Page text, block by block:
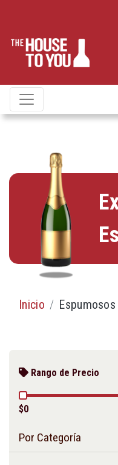
Inicio Espumosos
Rango de Precio
$0
Por Categoría